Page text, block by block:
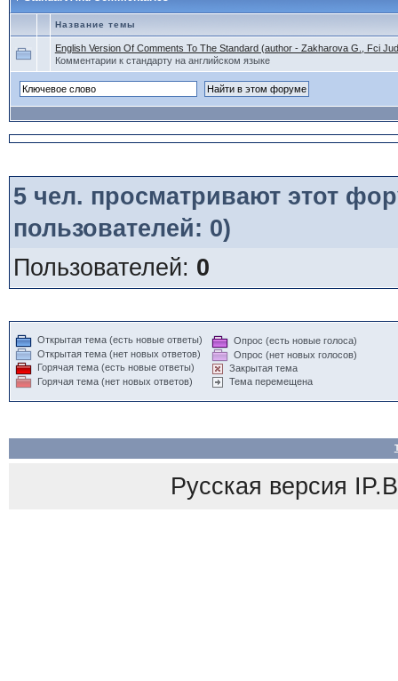
Название темы
English Version Of Comments To The Standard (author - Zakharova G., Fci
Комментарии к стандарту на английском языке
5чел. просматривают этот
пользователей: 0)
Пользователей: 0
Открытая тема (есть новые ответы)
Открытая тема (нет новых ответов)
Горячая тема (есть новые ответы)
Горячая тема (нет новых ответов)
Опрос (есть новые голоса)
Опрос (нет новых голосов)
Закрытая тема
Тема перемещена
Русская версия